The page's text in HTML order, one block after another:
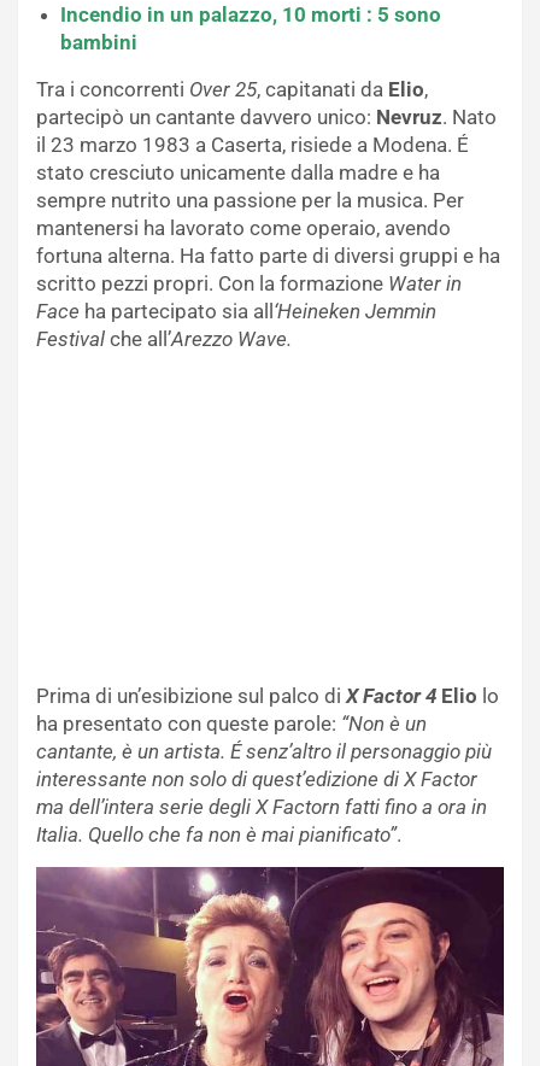
Incendio in un palazzo, 10 morti : 5 sono
bambini
Tra i concorrenti Over 25, capitanati da Elio,
partecipò un cantante davvero unico: Nevruz. Nato
il 23 marzo 1983 a Caserta, risiede a Modena. É
stato cresciuto unicamente dalla madre e ha
sempre nutrito una passione per la musica. Per
mantenersi ha lavorato come operaio, avendo
fortuna alterna. Ha fatto parte di diversi gruppi e ha
scritto pezzi propri. Con la formazione Water in
Face ha partecipato sia all‘Heineken Jemmin
Festival che all’Arezzo Wave.
Prima di un’esibizione sul palco di X Factor 4 Elio lo
ha presentato con queste parole: “Non è un
cantante, è un artista. É senz’altro il personaggio più
interessante non solo di quest’edizione di X Factor
ma dell’intera serie degli X Factorn fatti fino a ora in
Italia. Quello che fa non è mai pianificato”.